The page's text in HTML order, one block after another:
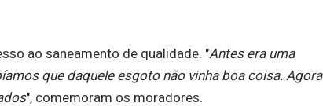
ao saneamento de qualidade. "Antes era uma
que daquele esgoto não vinha boa coisa. Agora
", comemoram os moradores.